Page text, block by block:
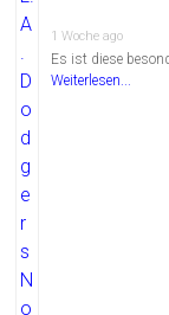
1 Woche ago
Es ist diese
Weiterlesen...